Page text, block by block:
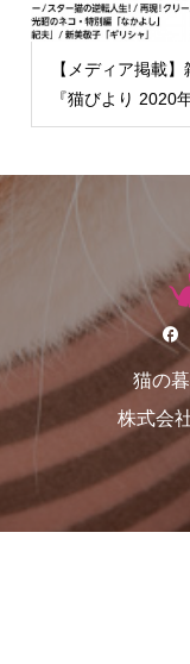
【メディア掲載】
『猫びより 2020
猫の
株式会